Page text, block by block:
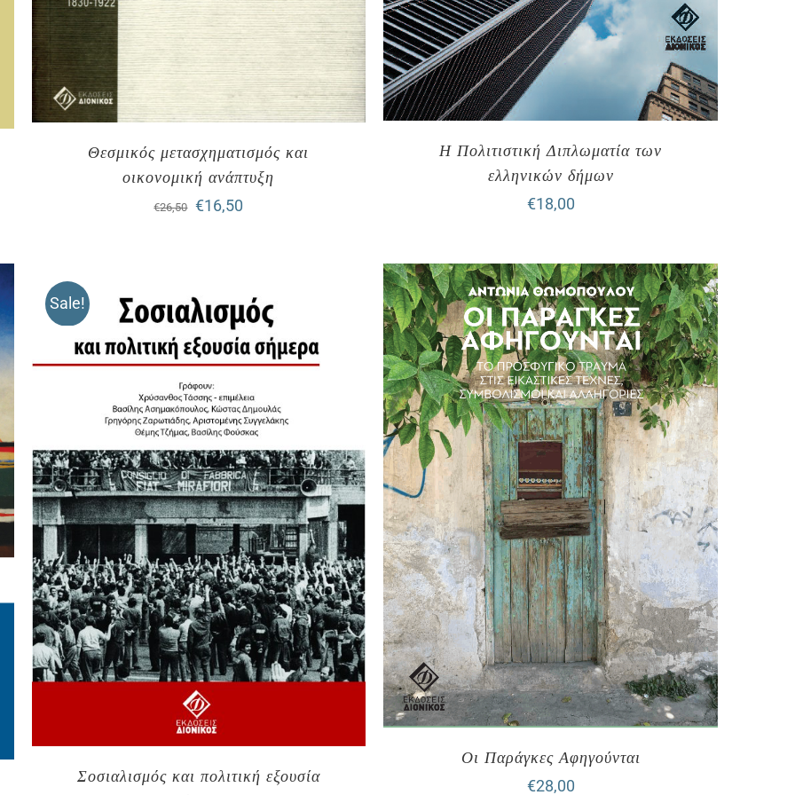
Θεσμικός μετασχηματισμός και
οικονομική ανάπτυξη
€26,50 Original
€26,50.
€16,50
είναι:
€16,50.
Η Πολιτιστική Διπλωματία των
ελληνικών δήμων
€18,00
Sale!
Σοσιαλισμός και πολιτική εξουσία
Οι Παράγκες Αφηγούνται
€28,00